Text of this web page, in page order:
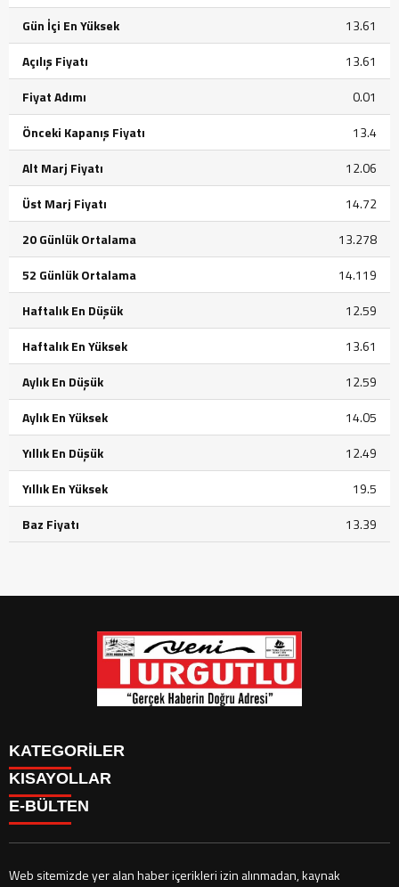
Gün İçi En Yüksek
13.61
Açılış Fiyatı
13.61
Fiyat Adımı
0.01
Önceki Kapanış Fiyatı
13.4
Alt Marj Fiyatı
12.06
Üst Marj Fiyatı
14.72
20 Günlük Ortalama
13.278
52 Günlük Ortalama
14.119
Haftalık En Düşük
12.59
Haftalık En Yüksek
13.61
Aylık En Düşük
12.59
Aylık En Yüksek
14.05
Yıllık En Düşük
12.49
Yıllık En Yüksek
19.5
Baz Fiyatı
13.39
KATEGORİLER
GÜNDEM
SİYASET
CANLI BORSA
KISAYOLLAR
GÜNDEM
SİYASET
E-BÜLTEN
Web sitemizde yer alan haber içerikleri izin alınmadan, kaynak